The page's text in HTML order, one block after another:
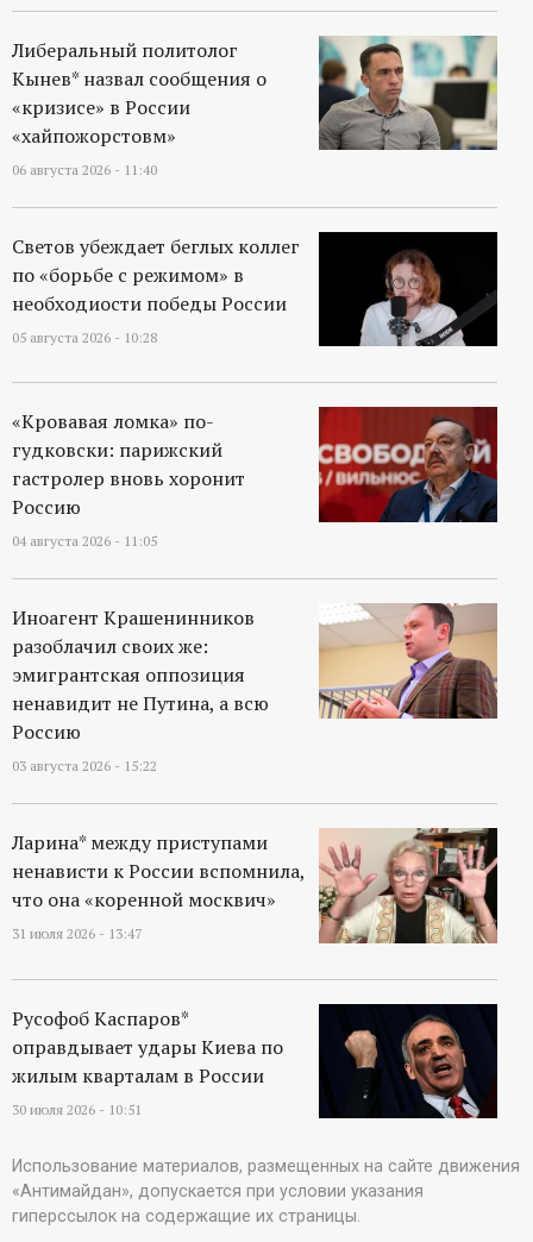
й
п
о
р
т
а
Либеральный политолог
Кынев* назвал сообщения о
«кризисе» в России
«хайпожорстовм»
06 августа 2026 - 11:40
Светов убеждает беглых коллег
по «борьбе с режимом» в
необходиости победы России
05 августа 2026 - 10:28
«Кровавая ломка» по-
гудковски: парижский
гастролер вновь хоронит
Россию
04 августа 2026 - 11:05
Иноагент Крашенинников
разоблачил своих же:
эмигрантская оппозиция
ненавидит не Путина, а всю
Россию
03 августа 2026 - 15:22
Ларина* между приступами
ненависти к России вспомнила,
что она «коренной москвич»
31 июля 2026 - 13:47
Русофоб Каспаров*
оправдывает удары Киева по
жилым кварталам в России
30 июля 2026 - 10:51
Использование материалов, размещенных на сайте движения
«Антимайдан», допускается при условии указания
гиперссылок на содержащие их страницы.